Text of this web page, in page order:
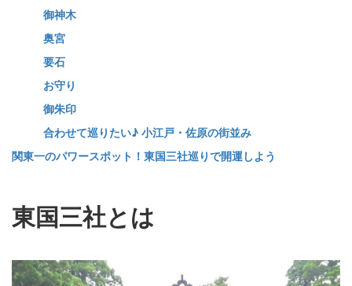
御神木
奥宮
要石
お守り
御朱印
合わせて巡りたい♪ 小江戸・佐原の街並み
関東一のパワースポット！東国三社巡りで開運しよう
東国三社とは